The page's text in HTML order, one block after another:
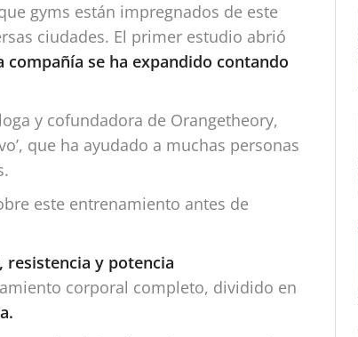
gyms están impregnados de este
ciudades. El primer estudio abrió
compañía se ha expandido contando
y cofundadora de Orangetheory,
que ha ayudado a muchas personas
este entrenamiento antes de
resistencia y potencia
corporal completo, dividido en